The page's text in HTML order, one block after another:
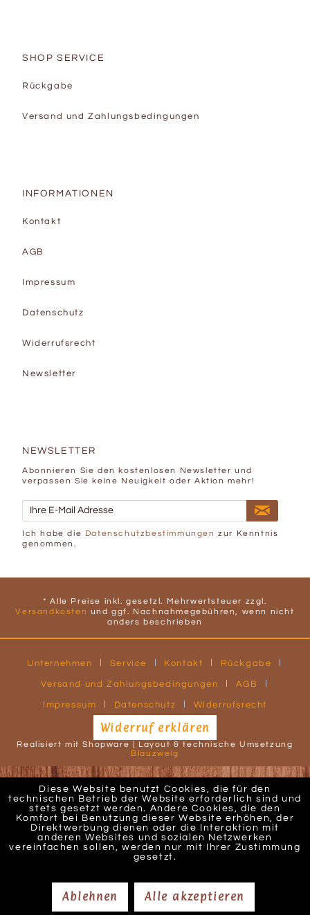
SHOP SERVICE
Rückgabe
Versand und Zahlungsbedingungen
INFORMATIONEN
Kontakt
AGB
Impressum
Datenschutz
Widerrufsrecht
Newsletter
NEWSLETTER
Abonnieren Sie den kostenlosen Newsletter und
verpassen Sie keine Neuigkeit oder Aktion mehr!
Ich habe die Datenschutzbestimmungen zur Kenntnis
genommen.
* Alle Preise inkl. gesetzl. Mehrwertsteuer zzgl.
Versandkosten und ggf. Nachnahmegebühren, wenn nicht
anders beschrieben
Unternehmen Service Kontakt Rückgabe
Versand und Zahlungsbedingungen AGB
Impressum Datenschutz Widerrufsrecht
Widerruf erklären
Realisiert mit Shopware | Layout & technische Umsetzung
Blauzweig
Diese Website benutzt Cookies, die für den
technischen Betrieb der Website erforderlich sind und
stets gesetzt werden. Andere Cookies, die den
Komfort bei Benutzung dieser Website erhöhen, der
Direktwerbung dienen oder die Interaktion mit
anderen Websites und sozialen Netzwerken
vereinfachen sollen, werden nur mit Ihrer Zustimmung
gesetzt.
Ablehnen Alle akzeptieren